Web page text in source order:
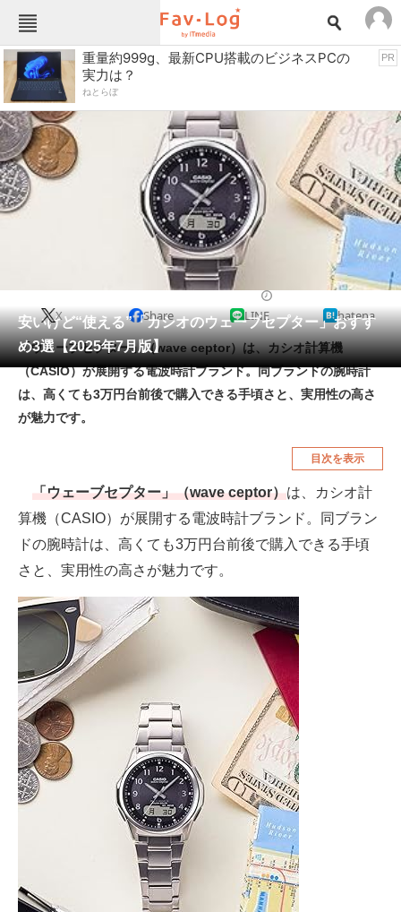
Fav-Logカテゴリー一覧
TOP
インテリア・収納 おもちゃ・ホビー
カメラ キッチン家電
キッチン用品 ゲーム
コンテンツ・サービス スイーツ・お菓子
スマホ・携帯電話
ファッション
ペット 家電
工具・DIY 本・DVD・CD
生活家電 生活用品
空調・季節家電
釣り具・釣り用品 食品・飲料・お酒
メディア
注目記事を集めた総合ページ
ITの今と未来を見通す
スマホと通信の最新トレンド
進化するPCとデバイスの未来
好きが集まる 比べて選べる
ビジネスと働き方のヒント
AI活用のいまが分かる
企業ITのトレンドを詳説
重量約999g、最新CPU搭載のビジネスPCの
実力は？
ねとらぼ
PR
安いけど“使える”「カシオのウェーブセプター」おすす
め3選【2025年7月版】
X Share LINE hatena
「ウェーブセプター」（wave ceptor）は、カシオ計算機
（CASIO）が展開する電波時計ブランド。同ブランドの腕時計
は、高くても3万円台前後で購入できる手頃さと、実用性の高さ
が魅力です。
目次を表示
「ウェーブセプター」（wave ceptor）は、カシオ計
算機（CASIO）が展開する電波時計ブランド。同ブラン
ドの腕時計は、高くても3万円台前後で購入できる手頃
さと、実用性の高さが魅力です。